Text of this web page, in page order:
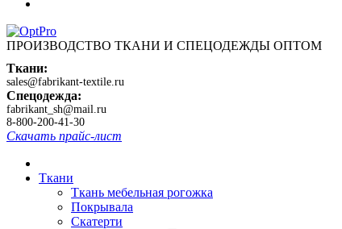
ПРОИЗВОДСТВО ТКАНИ И СПЕЦОДЕЖДЫ ОПТОМ
Ткани:
sales@fabrikant-textile.ru
Спецодежда:
fabrikant_sh@mail.ru
8-800-200-41-30
Скачать прайс-лист
Ткани
Ткань мебельная рогожка
Покрывала
Скатерти